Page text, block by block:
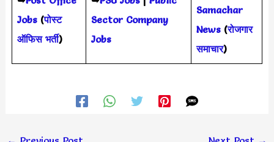
Jobs(पोस्ट
ऑफिस भर्ती)
Sector Company
Jobs
Samachar
News(रोजगार
समाचार)